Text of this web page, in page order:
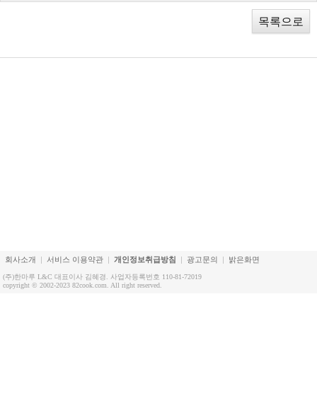
목록으로
회사소개 서비스 이용약관 개인정보취급방침 광고문의 밝은화면
(주)한마루 L&C 대표이사 김혜경. 사업자등록번호 110-81-72019
copyright © 2002-2023 82cook.com. All right reserved.